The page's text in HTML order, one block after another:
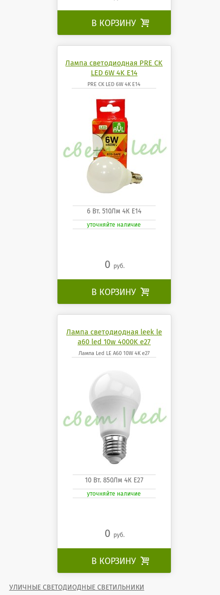
В КОРЗИНУ 
Лампа светодиодная PRE CK
LED 6W 4K E14
PRE CK LED 6W 4K E14
6 Вт. 510Лм 4К Е14
уточняйте наличие
0 руб.
В КОРЗИНУ 
Лампа светодиодная leek le
a60 led 10w 4000K e27
Лампа Led LE A60 10W 4K e27
10 Вт. 850Лм 4К Е27
уточняйте наличие
0 руб.
В КОРЗИНУ 
УЛИЧНЫЕ СВЕТОДИОДНЫЕ СВЕТИЛЬНИКИ